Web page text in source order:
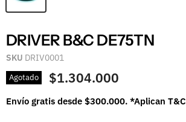
DRIVER B&C DE75TN
SKU DRIV0001
Agotado $1.304.000
Envío gratis desde $300.000. *Aplican T&C